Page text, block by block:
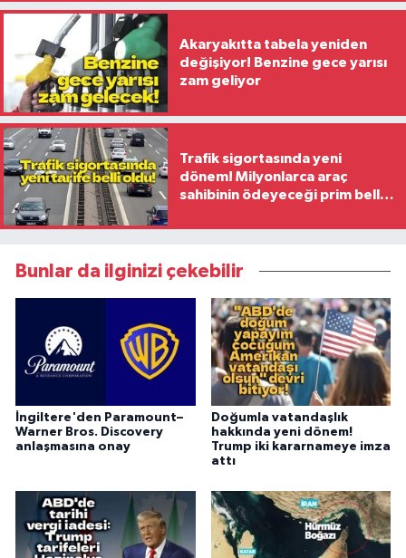
Akaryakıtta tabela yeniden
değişiyor! Benzine gece yarısı
zam geliyor
Trafik sigortasında yeni
dönem! Milyonlarca araç
sahibinin ödeyeceği prim belli
Bunlar da ilginizi çekebilir
İngiltere'den Paramount–
Warner Bros. Discovery
anlaşmasına onay
Doğumla vatandaşlık
hakkında yeni dönem!
Trump iki kararnameye imza
attı